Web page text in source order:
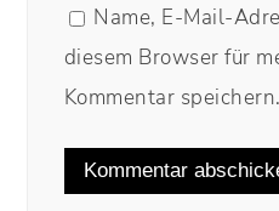
Name, E-Mail-
diesem Browser für
Kommentar speichern.